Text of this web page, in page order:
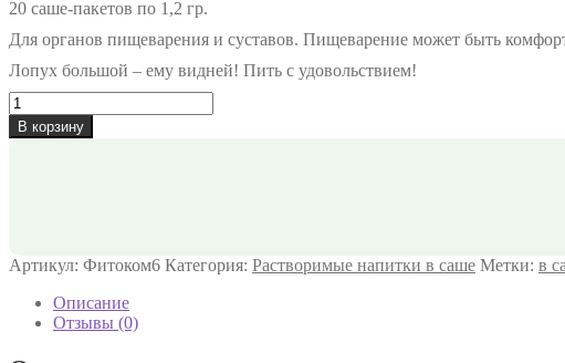
20 саше-пакетов по 1,2 гр.
Для органов пищеварения и суставов. Пищеварение может быть
Лопух большой – ему видней! Пить с удовольствием!
Количество
товара
Корень
В корзину
Артикул: Фитоком6 Категория: Растворимые напитки в саше Метки: в
Описание
Отзывы (0)